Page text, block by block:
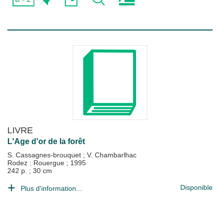
LIVRE
L'Age d'or de la forêt
S. Cassagnes-brouquet ; V. Chambarlhac
Rodez : Rouergue ; 1995
242 p. ; 30 cm
Plus d'information... Disponible